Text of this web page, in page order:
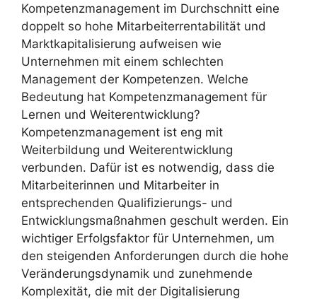
Kompetenzmanagement im Durchschnitt eine
doppelt so hohe Mitarbeiterrentabilität und
Marktkapitalisierung aufweisen wie
Unternehmen mit einem schlechten
Management der Kompetenzen. Welche
Bedeutung hat Kompetenzmanagement für
Lernen und Weiterentwicklung?
Kompetenzmanagement ist eng mit
Weiterbildung und Weiterentwicklung
verbunden. Dafür ist es notwendig, dass die
Mitarbeiterinnen und Mitarbeiter in
entsprechenden Qualifizierungs- und
Entwicklungsmaßnahmen geschult werden. Ein
wichtiger Erfolgsfaktor für Unternehmen, um
den steigenden Anforderungen durch die hohe
Veränderungsdynamik und zunehmende
Komplexität, die mit der Digitalisierung